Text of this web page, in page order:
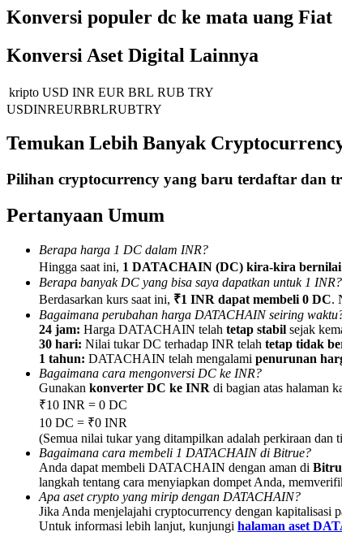
Informasi
Analisis data besar termasuk info perdagangan, dll.
Memandu
Panduan Pemula Berjangka
Strategi perdagangan
Pelajari cara untuk tetap menghasilkan keuntungan
Konversi populer dc ke mata uang Fiat
Konversi Aset Digital Lainnya
kripto USD INR EUR BRL RUB TRY
USDINREURBRLRUBTRY
Temukan Lebih Banyak
Pilihan cryptocurrency yang baru terdaftar dan
Pertanyaan Umum
Berapa harga 1 DC dalam INR?
Hingga saat ini, 1 DATACHAIN (DC) kira-kira
Berapa banyak DC yang bisa saya dapatkan untuk 1 INR?
Berdasarkan kurs saat ini, ₹1 INR dapat membeli 0 DC.
Bagaimana perubahan harga DATACHAIN seiring
24 jam: Harga DATACHAIN telah tetap stabil sejak
30 hari: Nilai tukar DC terhadap INR telah tetap tidak
1 tahun: DATACHAIN telah mengalami penurunan
Bagaimana cara mengonversi DC ke INR?
Gunakan konverter DC ke INR di bagian atas halaman
₹10 INR = 0 DC
10 DC = ₹0 INR
(Semua nilai tukar yang ditampilkan adalah perkiraan dan
Bagaimana cara membeli 1 DATACHAIN di Bitrue?
Anda dapat membeli DATACHAIN dengan aman di
langkah tentang cara menyiapkan dompet Anda,
Apa aset crypto yang mirip dengan DATACHAIN?
Jika Anda menjelajahi cryptocurrency dengan kapitalisasi
Untuk informasi lebih lanjut, kunjungi halaman aset